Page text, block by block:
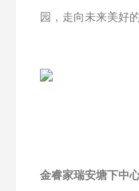
园，走向未来美好
金睿家瑞安塘下中